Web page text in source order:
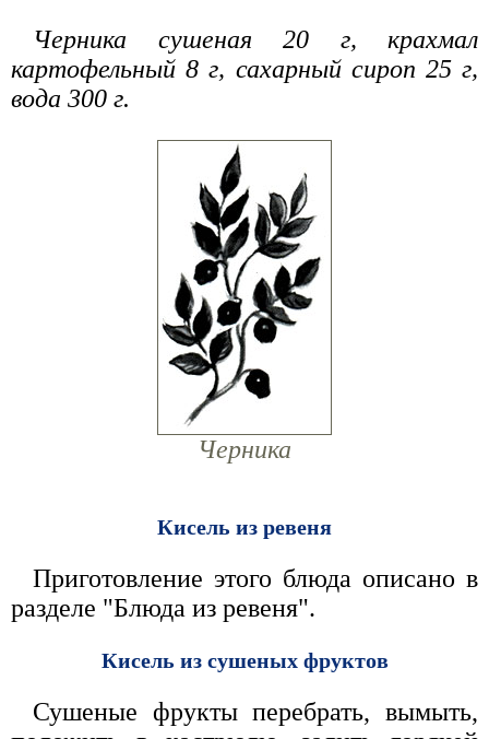
Черника сушеная 20 г, крахмал
картофельный 8 г, сахарный сироп 25 г,
вода 300 г.
Черника
Кисель из ревеня
Приготовление этого блюда описано в
разделе "Блюда из ревеня".
Кисель из сушеных фруктов
Сушеные фрукты перебрать, вымыть,